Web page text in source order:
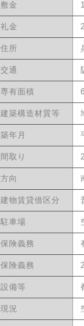
敷金
礼金
住所
交通
専有面積
建築構造材質等
築年月
間取り
方向
建物賃貸借区分
駐車場
保険義務
保険義務
設備等
現況